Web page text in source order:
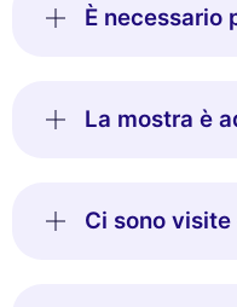
È necessario
La mostra è
Ci sono